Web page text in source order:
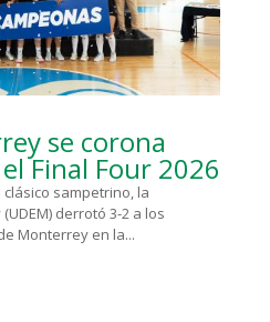
se corona
Final Four 2026
sampetrino, la
derrotó 3-2 a los
Monterrey en la...